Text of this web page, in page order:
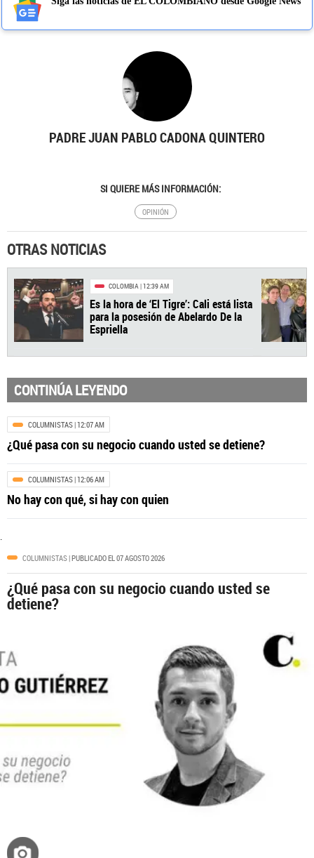
PADRE JUAN PABLO CADONA QUINTERO
SI QUIERE MÁS INFORMACIÓN:
OPINIÓN
OTRAS NOTICIAS
para la posesión de Abelardo De la
Espriella
CONTINÚA LEYENDO
COLUMNISTAS| 12:07 AM
¿Qué pasa con su negocio cuando usted se detiene?
COLUMNISTAS| 12:06 AM
No hay con qué, si hay con quien
.
COLUMNISTAS| PUBLICADO EL 07 AGOSTO 2026
¿Qué pasa con su negocio cuando usted se
detiene?